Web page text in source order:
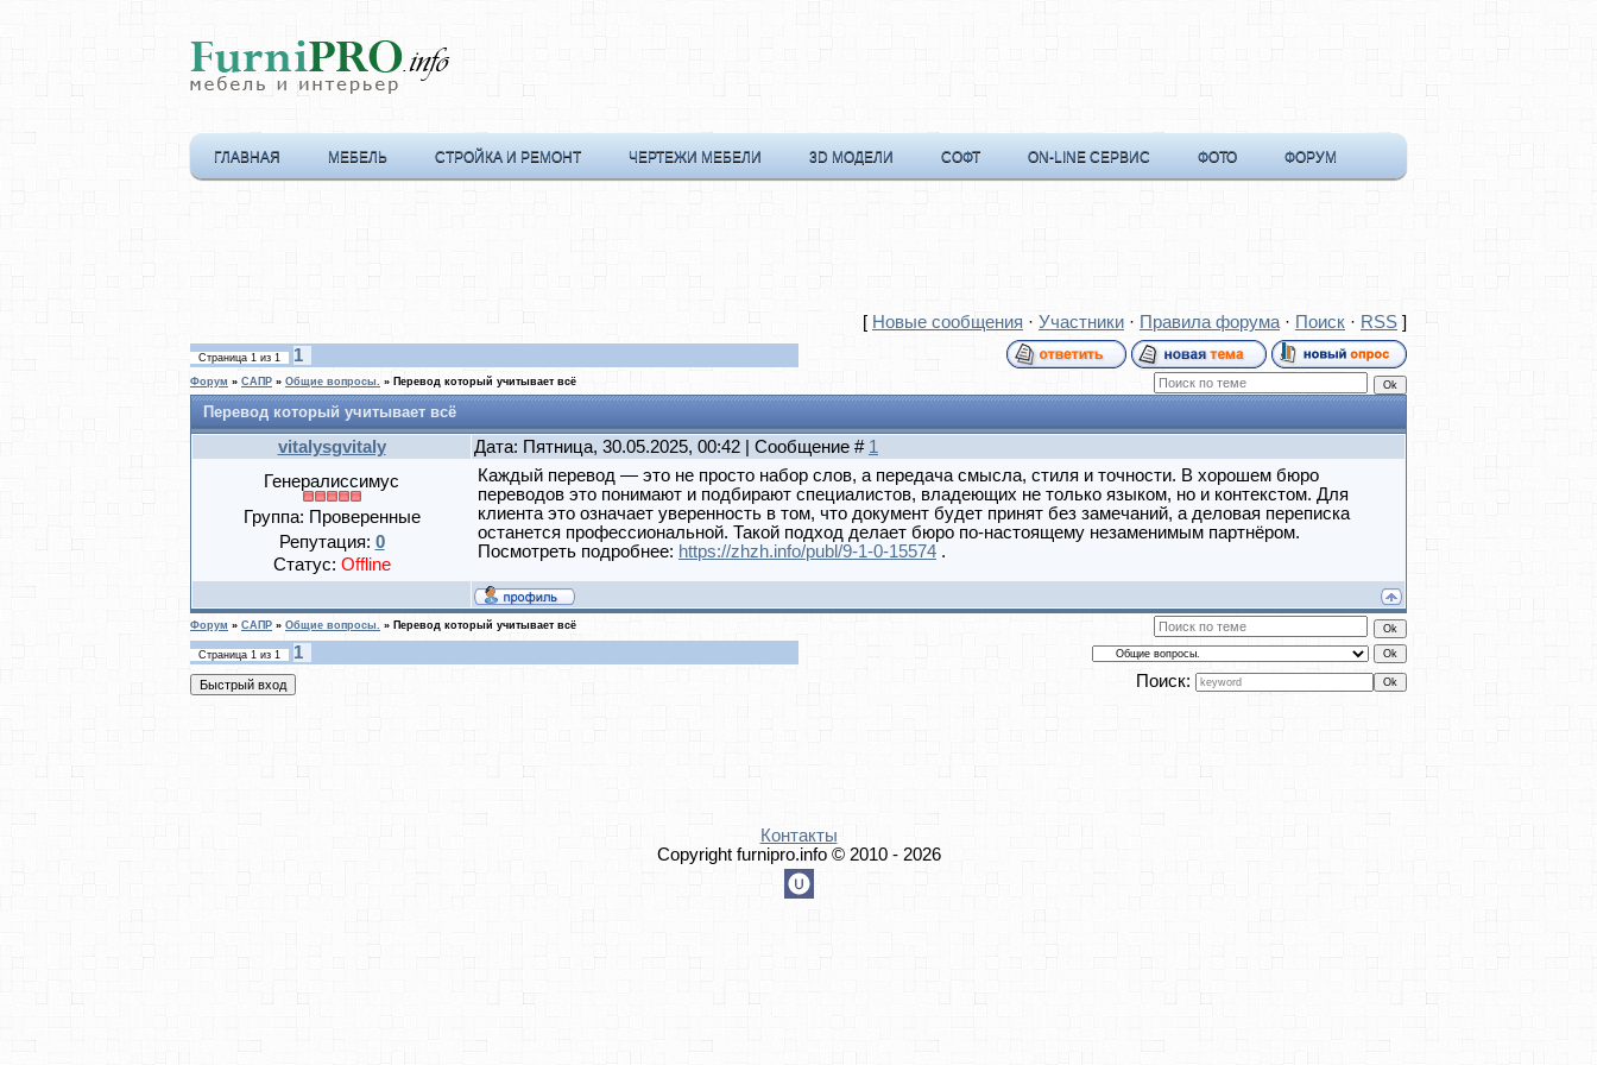
ГЛАВНАЯ МЕБЕЛЬ СТРОЙКА И РЕМОНТ ЧЕРТЕЖИ МЕБЕЛИ 3D МОДЕЛИ СОФТ ON-LINE СЕРВИС ФОТО ФОРУМ
[ Новые сообщения · Участники · Правила форума · Поиск · RSS]
Страница 1 из 1 1
Форум » САПР » Общие вопросы. » Перевод который учитывает всё
Перевод который учитывает всё
vitalysgvitaly Дата: Пятница, 30.05.2025, 00:42 | Сообщение # 1
Генералиссимус
Группа: Проверенные
Репутация: 0
Статус: Offline
Каждый перевод — это не просто набор слов, а передача смысла, стиля и точности. В хорошем бюро
переводов это понимают и подбирают специалистов, владеющих не только языком, но и контекстом. Для
клиента это означает уверенность в том, что документ будет принят без замечаний, а деловая переписка
останется профессиональной. Такой подход делает бюро по-настоящему незаменимым партнёром.
Посмотреть подробнее: https://zhzh.info/publ/9-1-0-15574 .
Форум » САПР » Общие вопросы. » Перевод который учитывает всё
Страница 1 из 1
1
Поиск:
Контакты
Copyright furnipro.info © 2010 - 2026